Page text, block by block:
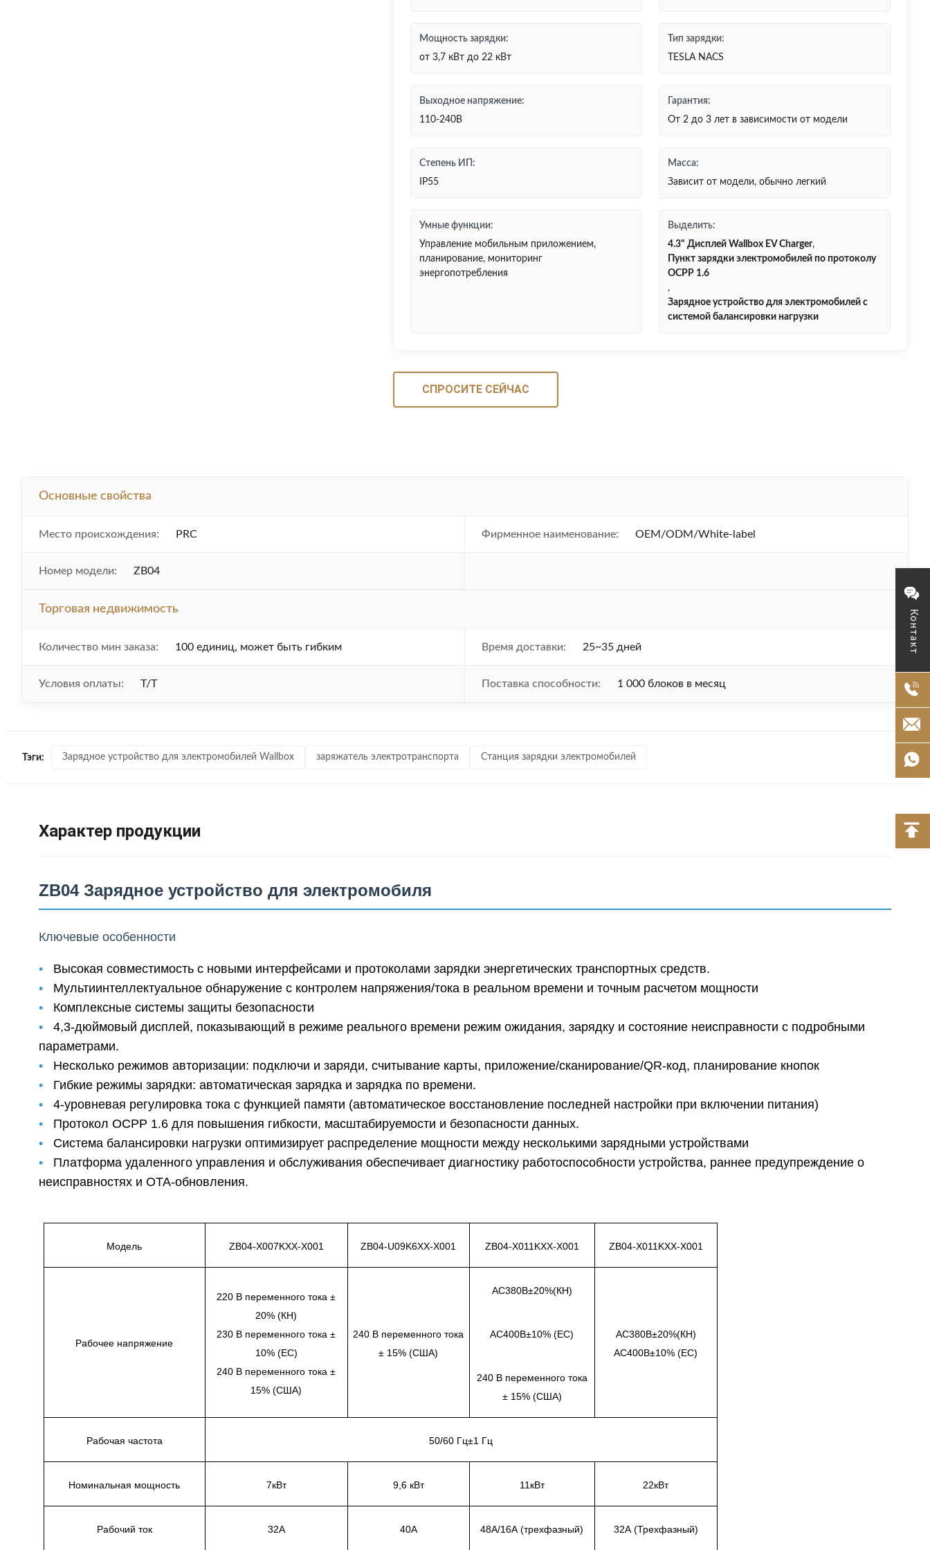
Контакт
Мощность зарядки:
от 3,7 кВт до 22 кВт
Тип зарядки:
TESLA NACS
Выходное напряжение:
110-240В
Гарантия:
От 2 до 3 лет в зависимости от модели
Степень ИП:
IP55
Масса:
Зависит от модели, обычно легкий
Умные функции:
Управление мобильным приложением,
планирование, мониторинг
энергопотребления
Выделить:
4.3" Дисплей Wallbox EV Charger,
Пункт зарядки электромобилей по протоколу
OCPP 1.6
,
Зарядное устройство для электромобилей с
системой балансировки нагрузки
СПРОСИТЕ СЕЙЧАС
Основные свойства
Место происхождения: PRC Фирменное наименование: OEM/ODM/White-label
Номер модели: ZB04
Торговая недвижимость
Количество мин заказа: 100 единиц, может быть гибким Время доставки: 25~35 дней
Условия оплаты: Т/Т Поставка способности: 1 000 блоков в месяц
Тэги: Зарядное устройство для электромобилей Wallbox заряжатель электротранспорта Станция зарядки электромобилей
Характер продукции
ZB04 Зарядное устройство для электромобиля
Ключевые особенности
•
Высокая совместимость с новыми интерфейсами и протоколами зарядки энергетических транспортных средств.
•
Мультиинтеллектуальное обнаружение с контролем напряжения/тока в реальном времени и точным расчетом мощности
•
Комплексные системы защиты безопасности
•
4,3-дюймовый дисплей, показывающий в режиме реального времени режим ожидания, зарядку и состояние неисправности с подробными
параметрами.
•
Несколько режимов авторизации: подключи и заряди, считывание карты, приложение/сканирование/QR-код, планирование кнопок
•
Гибкие режимы зарядки: автоматическая зарядка и зарядка по времени.
•
4-уровневая регулировка тока с функцией памяти (автоматическое восстановление последней настройки при включении питания)
•
Протокол OCPP 1.6 для повышения гибкости, масштабируемости и безопасности данных.
•
Система балансировки нагрузки оптимизирует распределение мощности между несколькими зарядными устройствами
•
Платформа удаленного управления и обслуживания обеспечивает диагностику работоспособности устройства, раннее предупреждение о
неисправностях и OTA-обновления.
Модель ZB04-X007KXX-X001 ZB04-U09K6XX-X001 ZB04-X011KXX-X001 ZB04-X011KXX-X001
Рабочее напряжение
220 В переменного тока ±
20% (КН)
230 В переменного тока ±
10% (ЕС)
240 В переменного тока ±
15% (США)
240 В переменного тока
± 15% (США)
AC380В±20%(КН)
AC380В±20%(КН)
AC400В±10% (ЕС)
AC400В±10% (ЕС)
240 В переменного тока
± 15% (США)
Рабочая частота 50/60 Гц±1 Гц
Номинальная мощность 7кВт 9,6 кВт 11кВт 22кВт
Рабочий ток 32А 40А 48А/16А (трехфазный) 32А (Трехфазный)